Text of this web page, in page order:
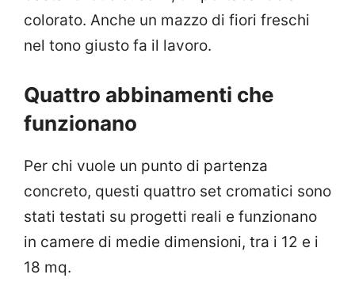
colorato. Anche un mazzo di fiori freschi
nel tono giusto fa il lavoro.
Quattro abbinamenti che
funzionano
Per chi vuole un punto di partenza
concreto, questi quattro set cromatici sono
stati testati su progetti reali e funzionano
in camere di medie dimensioni, tra i 12 e i
18 mq.